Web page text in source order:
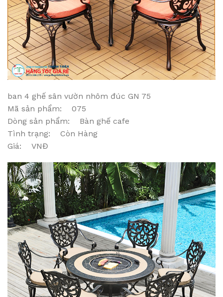
ban 4 ghế sân vườn nhôm đúc GN 75
Mã sản phẩm: 075
Dòng sản phẩm: Bàn ghế cafe
Tình trạng: Còn Hàng
Giá: VNĐ